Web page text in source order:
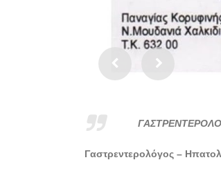
Γαστρεντερολόγος –